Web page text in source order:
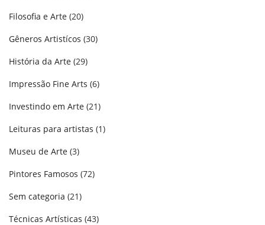
Filosofia e Arte (20)
Gêneros Artistícos (30)
História da Arte (29)
Impressão Fine Arts (6)
Investindo em Arte (21)
Leituras para artistas (1)
Museu de Arte (3)
Pintores Famosos (72)
Sem categoria (21)
Técnicas Artísticas (43)